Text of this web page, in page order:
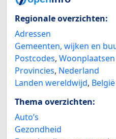
Regionale overzichten:
Adressen
Gemeenten, wijken en
Postcodes, Woonplaatsen
Provincies, Nederland
Landen wereldwijd,
Thema overzichten:
Auto’s
Gezondheid